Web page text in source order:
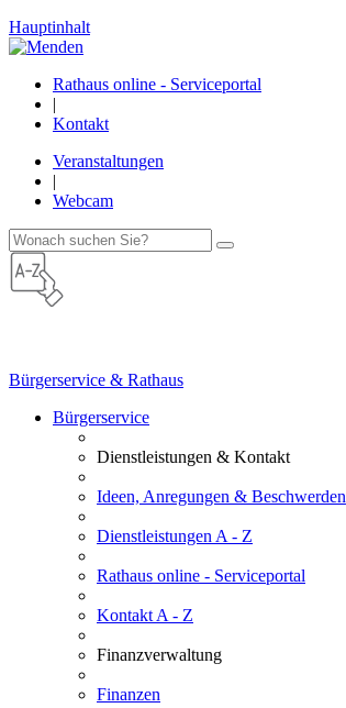
Hauptinhalt
Rathaus online - Serviceportal
|
Kontakt
Veranstaltungen
|
Webcam
Bürgerservice & Rathaus
Bürgerservice
Dienstleistungen & Kontakt
Ideen, Anregungen & Beschwerden
Dienstleistungen A - Z
Rathaus online - Serviceportal
Kontakt A - Z
Finanzverwaltung
Finanzen